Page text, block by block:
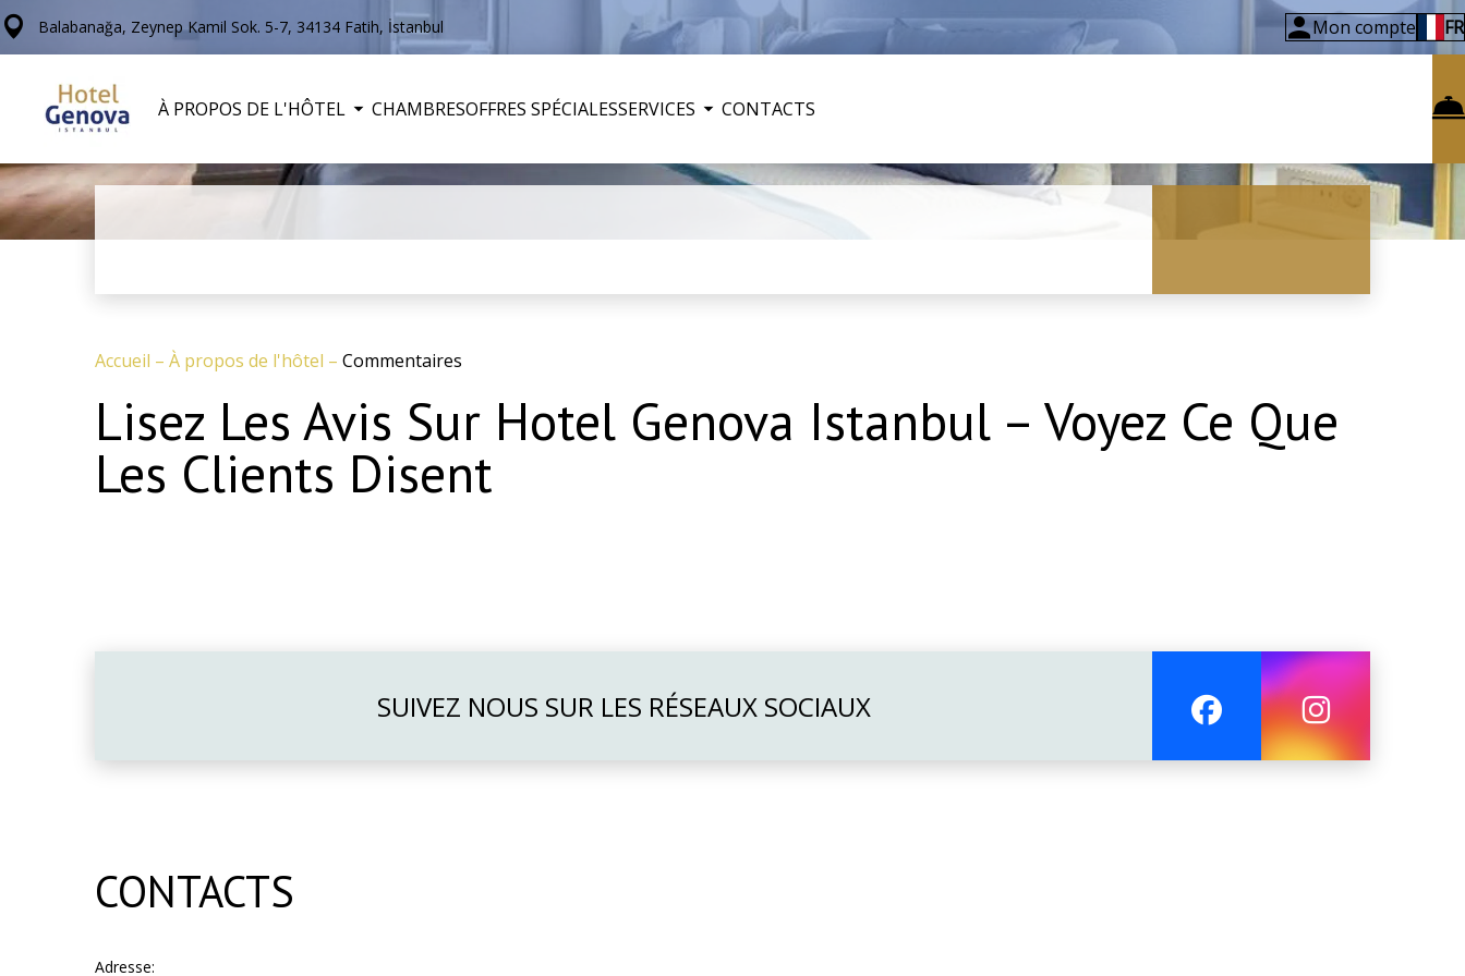
Balabanağa, Zeynep Kamil Sok. 5-7, 34134 Fatih, İstanbul Mon compte FR
À PROPOS DE L'HÔTEL CHAMBRESOFFRES SPÉCIALESSERVICES CONTACTS
Accueil – À propos de l'hôtel – Commentaires
Lisez Les Avis Sur Hotel Genova Istanbul – Voyez Ce Que
Les Clients Disent
SUIVEZ NOUS SUR LES RÉSEAUX SOCIAUX
CONTACTS
Adresse: